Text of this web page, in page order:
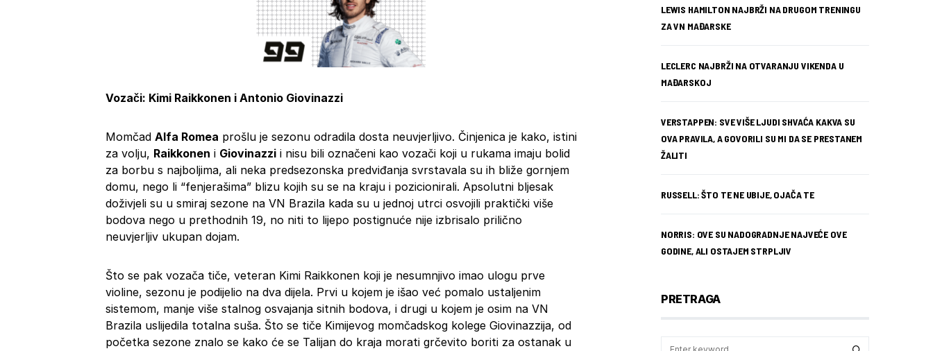
Vozači: Kimi Raikkonen i Antonio Giovinazzi
Momčad Alfa Romea prošlu je sezonu odradila dosta neuvjerljivo. Činjenica je kako, istini
za volju, Raikkonen i Giovinazzi i nisu bili označeni kao vozači koji u rukama imaju bolid
za borbu s najboljima, ali neka predsezonska predviđanja svrstavala su ih bliže gornjem
domu, nego li “fenjerašima” blizu kojih su se na kraju i pozicionirali. Apsolutni bljesak
doživjeli su u smiraj sezone na VN Brazila kada su u jednoj utrci osvojili praktički više
bodova nego u prethodnih 19, no niti to lijepo postignuće nije izbrisalo prilično
neuvjerljiv ukupan dojam.
Što se pak vozača tiče, veteran Kimi Raikkonen koji je nesumnjivo imao ulogu prve
violine, sezonu je podijelio na dva dijela. Prvi u kojem je išao već pomalo ustaljenim
sistemom, manje više stalnog osvajanja sitnih bodova, i drugi u kojem je osim na VN
Brazila uslijedila totalna suša. Što se tiče Kimijevog momčadskog kolege Giovinazzija, od
početka sezone znalo se kako će se Talijan do kraja morati grčevito boriti za ostanak u
LEWIS HAMILTON NAJBRŽI NA DRUGOM TRENINGU
ZA VN MAĐARSKE
LECLERC NAJBRŽI NA OTVARANJU VIKENDA U
MAĐARSKOJ
VERSTAPPEN: SVE VIŠE LJUDI SHVAĆA KAKVA SU
OVA PRAVILA, A GOVORILI SU MI DA SE PRESTANEM
ŽALITI
RUSSELL: ŠTO TE NE UBIJE, OJAČA TE
NORRIS: OVE SU NADOGRADNJE NAJVEĆE OVE
GODINE, ALI OSTAJEM STRPLJIV
PRETRAGA